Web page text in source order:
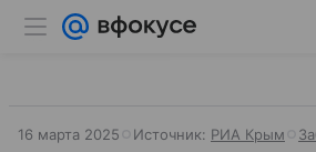
16 марта 2025 Источник: РИА Крым